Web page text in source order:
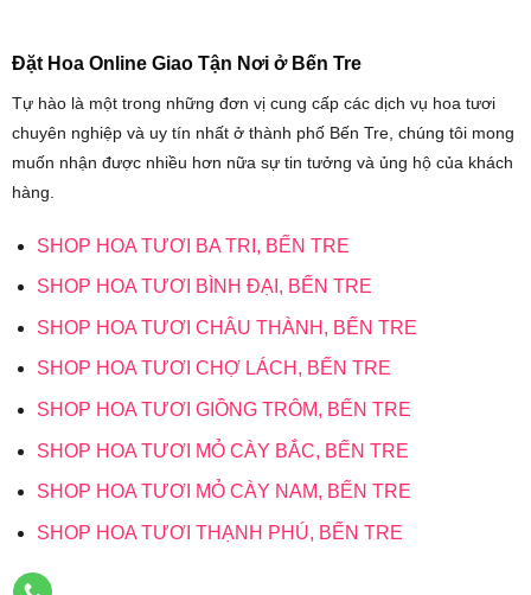
Đặt Hoa Online Giao Tận Nơi ở Bến Tre
Tự hào là một trong những đơn vị cung cấp các dịch vụ hoa tươi
chuyên nghiệp và uy tín nhất ở thành phố Bến Tre, chúng tôi mong
muốn nhận được nhiều hơn nữa sự tin tưởng và ủng hộ của khách
hàng.
SHOP HOA TƯƠI BA TRI, BẾN TRE
SHOP HOA TƯƠI BÌNH ĐẠI, BẾN TRE
SHOP HOA TƯƠI CHÂU THÀNH, BẾN TRE
SHOP HOA TƯƠI CHỢ LÁCH, BẾN TRE
SHOP HOA TƯƠI GIỒNG TRÔM, BẾN TRE
SHOP HOA TƯƠI MỎ CÀY BẮC, BẾN TRE
SHOP HOA TƯƠI MỎ CÀY NAM, BẾN TRE
SHOP HOA TƯƠI THẠNH PHÚ, BẾN TRE